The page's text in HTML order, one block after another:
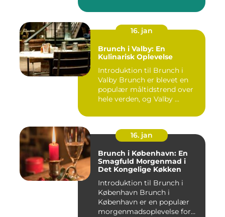
16. jan
Brunch i Valby: En
Kulinarisk Oplevelse
Introduktion til Brunch i
Valby Brunch er blevet en
populær måltidstrend over
hele verden, og Valby ...
16. jan
Brunch i København: En
Smagfuld Morgenmad i
Det Kongelige Køkken
Introduktion til Brunch i
København Brunch i
København er en populær
morgenmadsoplevelse for